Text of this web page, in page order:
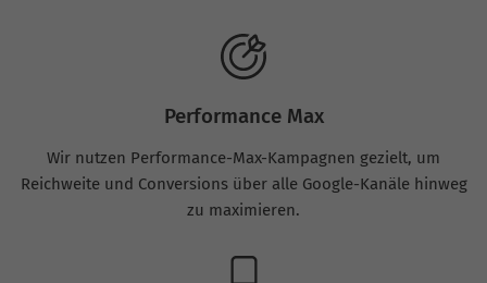
Performance Max
Wir nutzen Performance-Max-Kampagnen gezielt, um
Reichweite und Conversions über alle Google-Kanäle hinweg
zu maximieren.